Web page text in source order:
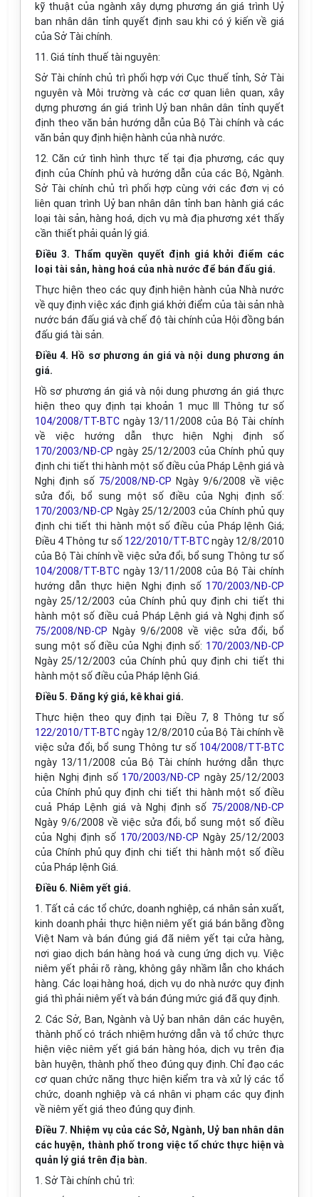
kỹ thuật của ngành xây dựng phương án giá trình Uỷ
ban nhân dân tỉnh quyết định sau khi có ý kiến về giá
của Sở Tài chính.
11. Giá tính thuế tài nguyên:
Sở Tài chính chủ trì phối hợp với Cục thuế tỉnh, Sở Tài
nguyên và Môi trường và các cơ quan liên quan, xây
dựng phương án giá trình Uỷ ban nhân dân tỉnh quyết
định theo văn bản hướng dẫn của Bộ Tài chính và các
văn bản quy định hiện hành của nhà nước.
12. Căn cứ tình hình thực tế tại địa phương, các quy
định của Chính phủ và hướng dẫn của các Bộ, Ngành.
Sở Tài chính chủ trì phối hợp cùng với các đơn vị có
liên quan trình Uỷ ban nhân dân tỉnh ban hành giá các
loại tài sản, hàng hoá, dịch vụ mà địa phương xét thấy
cần thiết phải quản lý giá.
Điều 3. Thẩm quyền quyết định giá khởi điểm các
loại tài sản, hàng hoá của nhà nước để bán đấu giá.
Thực hiện theo các quy định hiện hành của Nhà nước
về quy định việc xác định giá khởi điểm của tài sản nhà
nước bán đấu giá và chế độ tài chính của Hội đồng bán
đấu giá tài sản.
Điều 4. Hồ sơ phương án giá và nội dung phương án
giá.
Hồ sơ phương án giá và nội dung phương án giá thực
hiện theo quy định tại khoản 1 mục III Thông tư số
104/2008/TT-BTC ngày 13/11/2008 của Bộ Tài chính
về việc hướng dẫn thực hiện Nghị định số
170/2003/NĐ-CP ngày 25/12/2003 của Chính phủ quy
định chi tiết thi hành một số điều của Pháp Lệnh giá và
Nghị định số 75/2008/NĐ-CP Ngày 9/6/2008 về việc
sửa đổi, bổ sung một số điều của Nghị định số:
170/2003/NĐ-CP Ngày 25/12/2003 của Chính phủ quy
định chi tiết thi hành một số điều của Pháp lệnh Giá;
Điều 4 Thông tư số 122/2010/TT-BTCngày 12/8/2010
của Bộ Tài chính về việc sửa đổi, bổ sung Thông tư số
104/2008/TT-BTC ngày 13/11/2008 của Bộ Tài chính
hướng dẫn thực hiện Nghị định số 170/2003/NĐ-CP
ngày 25/12/2003 của Chính phủ quy định chi tiết thi
hành một số điều cuả Pháp Lệnh giá và Nghị định số
75/2008/NĐ-CP Ngày 9/6/2008 về việc sửa đổi, bổ
sung một số điều của Nghị định số: 170/2003/NĐ-CP
Ngày 25/12/2003 của Chính phủ quy định chi tiết thi
hành một số điều của Pháp lệnh Giá.
Điều 5. Đăng ký giá, kê khai giá.
Thực hiện theo quy định tại Điều 7, 8 Thông tư số
122/2010/TT-BTCngày 12/8/2010 của Bộ Tài chính về
việc sửa đổi, bổ sung Thông tư số 104/2008/TT-BTC
ngày 13/11/2008 của Bộ Tài chính hướng dẫn thực
hiện Nghị định số 170/2003/NĐ-CP ngày 25/12/2003
của Chính phủ quy định chi tiết thi hành một số điều
cuả Pháp Lệnh giá và Nghị định số 75/2008/NĐ-CP
Ngày 9/6/2008 về việc sửa đổi, bổ sung một số điều
của Nghị định số 170/2003/NĐ-CP Ngày 25/12/2003
của Chính phủ quy định chi tiết thi hành một số điều
của Pháp lệnh Giá.
Điều 6. Niêm yết giá.
1. Tất cả các tổ chức, doanh nghiệp, cá nhân sản xuất,
kinh doanh phải thực hiện niêm yết giá bán bằng đồng
Việt Nam và bán đúng giá đã niêm yết tại cửa hàng,
nơi giao dịch bán hàng hoá và cung ứng dịch vụ. Việc
niêm yết phải rõ ràng, không gây nhầm lẫn cho khách
hàng. Các loại hàng hoá, dịch vụ do nhà nước quy định
giá thì phải niêm yết và bán đúng mức giá đã quy định.
2. Các Sở, Ban, Ngành và Uỷ ban nhân dân các huyện,
thành phố có trách nhiệm hướng dẫn và tổ chức thực
hiện việc niêm yết giá bán hàng hóa, dịch vụ trên địa
bàn huyện, thành phố theo đúng quy định. Chỉ đạo các
cơ quan chức năng thực hiện kiểm tra và xử lý các tổ
chức, doanh nghiệp và cá nhân vi phạm các quy định
về niêm yết giá theo đúng quy định.
Điều 7. Nhiệm vụ của các Sở, Ngành, Uỷ ban nhân dân
các huyện, thành phố trong việc tổ chức thực hiện và
quản lý giá trên địa bàn.
1. Sở Tài chính chủ trì: